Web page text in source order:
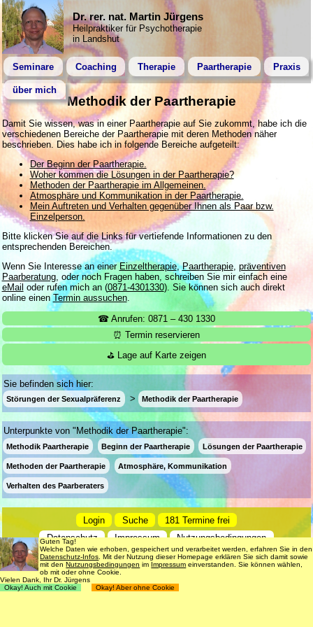
Dr. rer. nat. Martin Jürgens
Heilpraktiker für Psychotherapie
in Landshut
Seminare Coaching Therapie Paartherapie Praxis
über mich
Methodik der Paartherapie
Damit Sie wissen, was in einer Paartherapie auf Sie zukommt, habe ich die
verschiedenen Bereiche der Paartherapie mit deren Methoden näher
beschrieben. Dies habe ich in folgende Bereiche aufgeteilt:
Der Beginn der Paartherapie.
Woher kommen die Lösungen in der Paartherapie?
Methoden der Paartherapie im Allgemeinen.
Atmosphäre und Kommunikation in der Paartherapie.
Mein Auftreten und Verhalten gegenüber Ihnen als Paar bzw.
Einzelperson.
Bitte klicken Sie auf die Links für vertiefende Informationen zu den
entsprechenden Bereichen.
Wenn Sie Interesse an einerEinzeltherapie,Paartherapie, präventiven
Paarberatung, oder noch Fragen haben, schreiben Sie mir einfach eine
eMail oder rufen mich an (0871-4301330). Sie können sich auch direkt
online einenTermin aussuchen.
☎ Anrufen: 0871 – 430 1330
⏰ Termin reservieren
⛳ Lage auf Karte zeigen
Sie befinden sich hier:
Störungen der Sexualpräferenz Methodik der Paartherapie
Unterpunkte von "Methodik der Paartherapie":
Methodik Paartherapie Beginn der Paartherapie Lösungen der Paartherapie
Methoden der Paartherapie Atmosphäre, Kommunikation
Verhalten des Paarberaters
Login Suche
181 Termine frei
Datenschutz
Impressum Nutzungsbedingungen
© 1998 - 2018Dr. rer. nat. Martin Jürgens. All Rights Reserved.
Guten Tag!
Welche Daten wie erhoben, gespeichert und verarbeitet werden, erfahren Sie in den
Datenschutz-Infos . Mit der Nutzung dieser Homepage erklären Sie sich damit sowie
mit denNutzungsbedingungen im Impressum einverstanden. Sie können wählen,
ob mit oder ohne Cookie.
Vielen Dank, Ihr Dr. Jürgens
Okay! Auch mit Cookie
Okay! Aber ohne Cookie